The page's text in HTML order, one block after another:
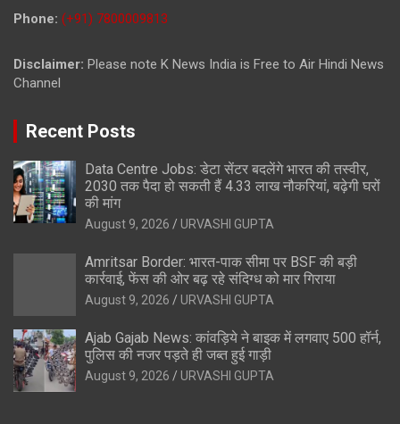
Phone: (+91) 7800009813
Disclaimer: Please note K News India is Free to Air Hindi News
Channel
Recent Posts
Data Centre Jobs: डेटा सेंटर बदलेंगे भारत की तस्वीर,
2030 तक पैदा हो सकती हैं 4.33 लाख नौकरियां, बढ़ेगी घरों
की मांग
August 9, 2026 URVASHI GUPTA
Amritsar Border: भारत-पाक सीमा पर BSF की बड़ी
कार्रवाई, फेंस की ओर बढ़ रहे संदिग्ध को मार गिराया
August 9, 2026 URVASHI GUPTA
Ajab Gajab News: कांवड़िये ने बाइक में लगवाए 500 हॉर्न,
पुलिस की नजर पड़ते ही जब्त हुई गाड़ी
August 9, 2026 URVASHI GUPTA